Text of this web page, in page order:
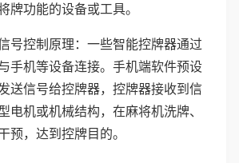
牌功能的设备或工具。
号控制原理：一些智能控牌器通过
手机等设备连接。手机端软件预设
送信号给控牌器，控牌器接收到信
电机或机械结构，在麻将机洗牌、
预，达到控牌目的。